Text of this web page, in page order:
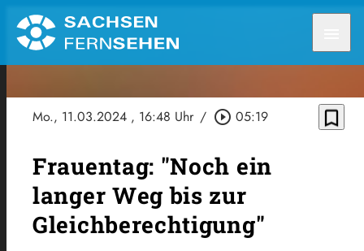
Mo., 11.03.2024 , 16:48 Uhr / play_circle_outline 05:19 bookmark_border
Frauentag: "Noch ein
langer Weg bis zur
Gleichberechtigung"